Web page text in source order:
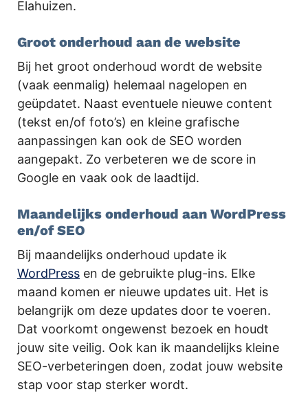
Elahuizen.
Groot onderhoud aan de website
Bij het groot onderhoud wordt de website
(vaak eenmalig) helemaal nagelopen en
geüpdatet. Naast eventuele nieuwe content
(tekst en/of foto’s) en kleine grafische
aanpassingen kan ook de SEO worden
aangepakt. Zo verbeteren we de score in
Google en vaak ook de laadtijd.
Maandelijks onderhoud aan WordPress
en/of SEO
Bij maandelijks onderhoud update ik
WordPress en de gebruikte plug-ins. Elke
maand komen er nieuwe updates uit. Het is
belangrijk om deze updates door te voeren.
Dat voorkomt ongewenst bezoek en houdt
jouw site veilig. Ook kan ik maandelijks kleine
SEO-verbeteringen doen, zodat jouw website
stap voor stap sterker wordt.